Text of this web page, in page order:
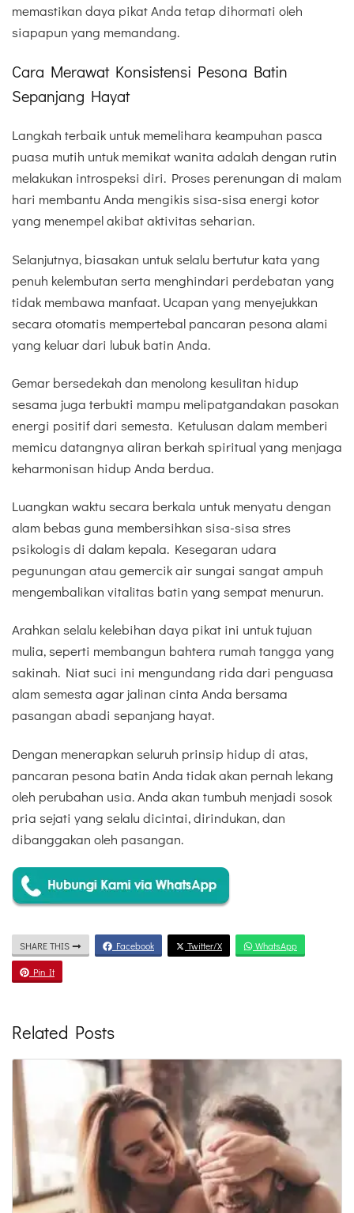
memastikan daya pikat Anda tetap dihormati oleh
siapapun yang memandang.
Cara Merawat Konsistensi Pesona Batin
Sepanjang Hayat
Langkah terbaik untuk memelihara keampuhan pasca
puasa mutih untuk memikat wanita adalah dengan rutin
melakukan introspeksi diri. Proses perenungan di malam
hari membantu Anda mengikis sisa-sisa energi kotor
yang menempel akibat aktivitas seharian.
Selanjutnya, biasakan untuk selalu bertutur kata yang
penuh kelembutan serta menghindari perdebatan yang
tidak membawa manfaat. Ucapan yang menyejukkan
secara otomatis mempertebal pancaran pesona alami
yang keluar dari lubuk batin Anda.
Gemar bersedekah dan menolong kesulitan hidup
sesama juga terbukti mampu melipatgandakan pasokan
energi positif dari semesta. Ketulusan dalam memberi
memicu datangnya aliran berkah spiritual yang menjaga
keharmonisan hidup Anda berdua.
Luangkan waktu secara berkala untuk menyatu dengan
alam bebas guna membersihkan sisa-sisa stres
psikologis di dalam kepala. Kesegaran udara
pegunungan atau gemercik air sungai sangat ampuh
mengembalikan vitalitas batin yang sempat menurun.
Arahkan selalu kelebihan daya pikat ini untuk tujuan
mulia, seperti membangun bahtera rumah tangga yang
sakinah. Niat suci ini mengundang rida dari penguasa
alam semesta agar jalinan cinta Anda bersama
pasangan abadi sepanjang hayat.
Dengan menerapkan seluruh prinsip hidup di atas,
pancaran pesona batin Anda tidak akan pernah lekang
oleh perubahan usia. Anda akan tumbuh menjadi sosok
pria sejati yang selalu dicintai, dirindukan, dan
dibanggakan oleh pasangan.
SHARE THIS Facebook Twitter/X WhatsApp
Pin It
Related Posts